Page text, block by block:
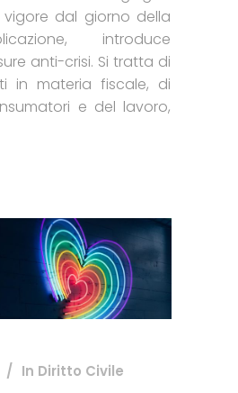
vigore dal giorno della
introduce
anti-crisi. Si tratta di
in materia fiscale, di
e del lavoro,
In Diritto Civile